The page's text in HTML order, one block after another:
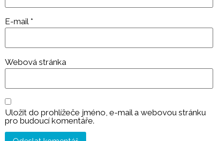
E-mail *
Webová stránka
Uložit do prohlížeče jméno, e-mail a webovou stránku
pro budoucí komentáře.